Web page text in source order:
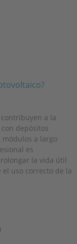
a la
depósitos
a largo
es
la vida útil
uso correcto de la